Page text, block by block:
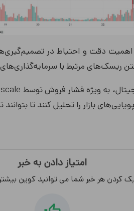
اهمیت دقت و احتیاط در
ریسک‌های مرتبط با
بازار را تحلیل کنند تا
امتیاز دادن به خبر
کردن هر خبر شما می توانید کوین